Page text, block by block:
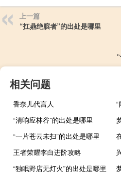
上一篇
“扛鼎绝膑者”的出处是哪里
相关问题
香奈儿代言人
“清响应林谷”的出处是哪里
“一片苍云未扫”的出处是哪里
王者荣耀李白进阶攻略
“独眠野店无灯火”的出处是哪里